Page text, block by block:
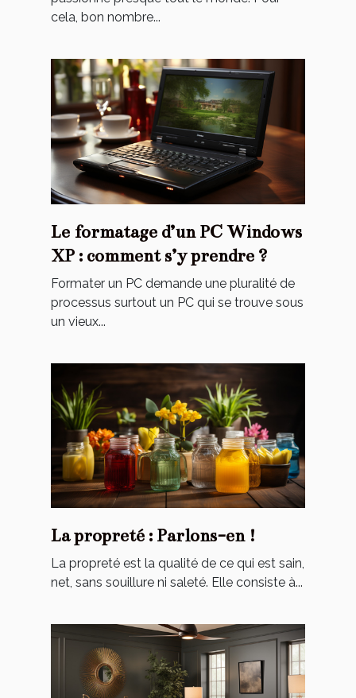
cela, bon nombre...
Le formatage d’un PC Windows
XP : comment s’y prendre ?
Formater un PC demande une pluralité de
processus surtout un PC qui se trouve sous
un vieux...
La propreté : Parlons-en !
La propreté est la qualité de ce qui est sain,
net, sans souillure ni saleté. Elle consiste à...